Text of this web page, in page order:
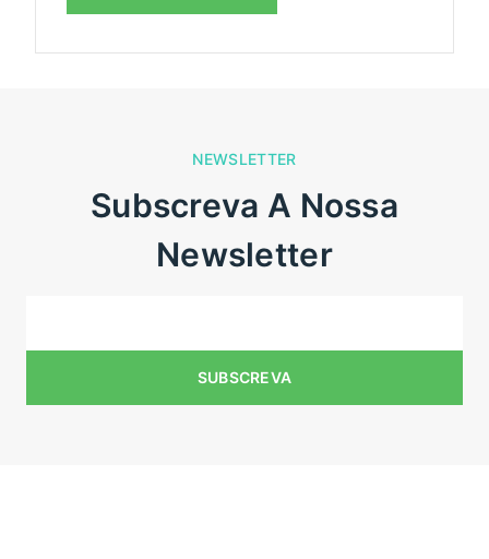
NEWSLETTER
Subscreva A Nossa
Newsletter